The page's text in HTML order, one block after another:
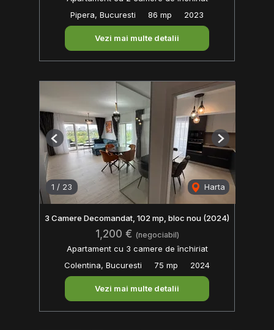
Pipera, Bucuresti
86 mp 2023
Vezi mai multe detalii
1 / 23 Harta
Previous Next
3 Camere Decomandat, 102 mp, bloc nou (2024)
1,200 € (negociabil)
Apartament cu 3 camere de închiriat
Colentina, Bucuresti
75 mp 2024
Vezi mai multe detalii